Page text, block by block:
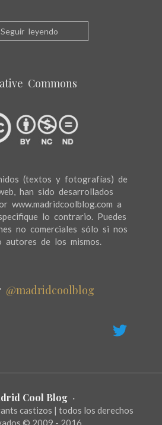
Seguir leyendo
Commons
(textos y fotografías) de
han sido desarrollados
www.madridcoolblog.com a
lo contrario. Puedes
no comerciales sólo si nos
autores de los mismos.
@madridcoolblog
Cool Blog ·
castizos | todos los derechos
© 2009 - 2016